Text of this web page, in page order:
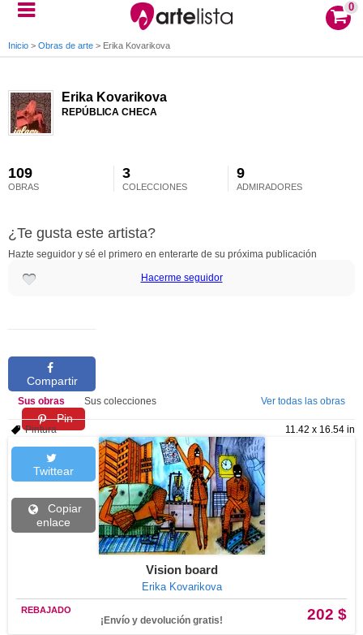
0
Inicio > Obras de arte > Erika Kovarikova
Erika Kovarikova
REPÚBLICA CHECA
109
OBRAS
3
COLECCIONES
9
ADMIRADORES
¿Te gusta este artista?
Hazte seguidor y sé el primero en enterarte de su próxima publicación
Hacerme seguidor
Compartir
Pin
Twittear
Copiar
enlace
Sus obras Sus colecciones Ver todas las obras
11.42 x 16.54 in
Pintura
Vision board
Erika Kovarikova
202 $
REBAJADO
¡Envío y devolución gratis!